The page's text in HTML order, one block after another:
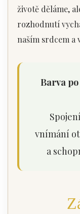
životě děláme,
rozhodnutí
naším srdcem
Barva
vnímání
a